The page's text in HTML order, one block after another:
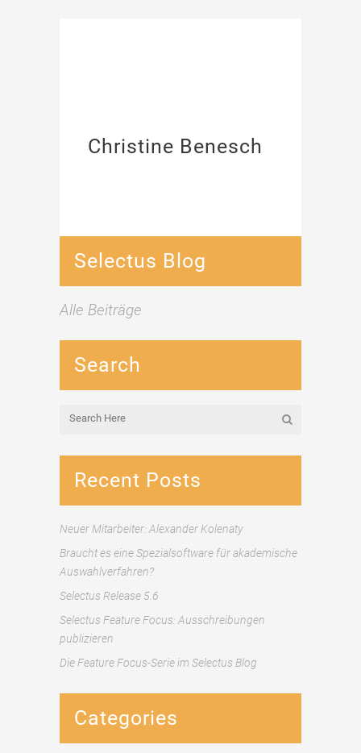
Christine Benesch
Selectus Blog
Alle Beiträge
Search
Recent Posts
Neuer Mitarbeiter: Alexander Kolenaty
Braucht es eine Spezialsoftware für akademische
Auswahlverfahren?
Selectus Release 5.6
Selectus Feature Focus: Ausschreibungen
publizieren
Die Feature Focus-Serie im Selectus Blog
Categories